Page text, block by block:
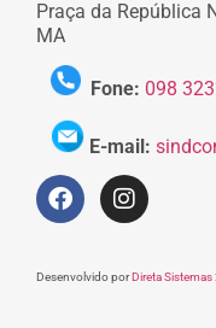
Praça da República
MA
Fone: 098
E-mail:
Desenvolvido porDireta Sistemas